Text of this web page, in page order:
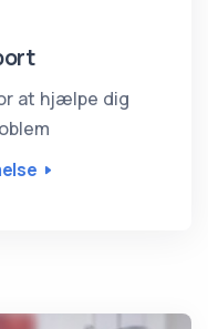
at hjælpe dig